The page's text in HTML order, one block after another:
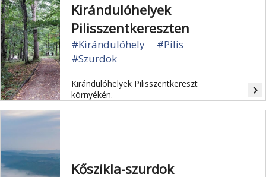
Kirándulóhelyek
Pilisszentkereszten
#Kirándulóhely
#Pilis
#Szurdok
Kirándulóhelyek Pilisszentkereszt
környékén.
navigate_next
Kőszikla-szurdok